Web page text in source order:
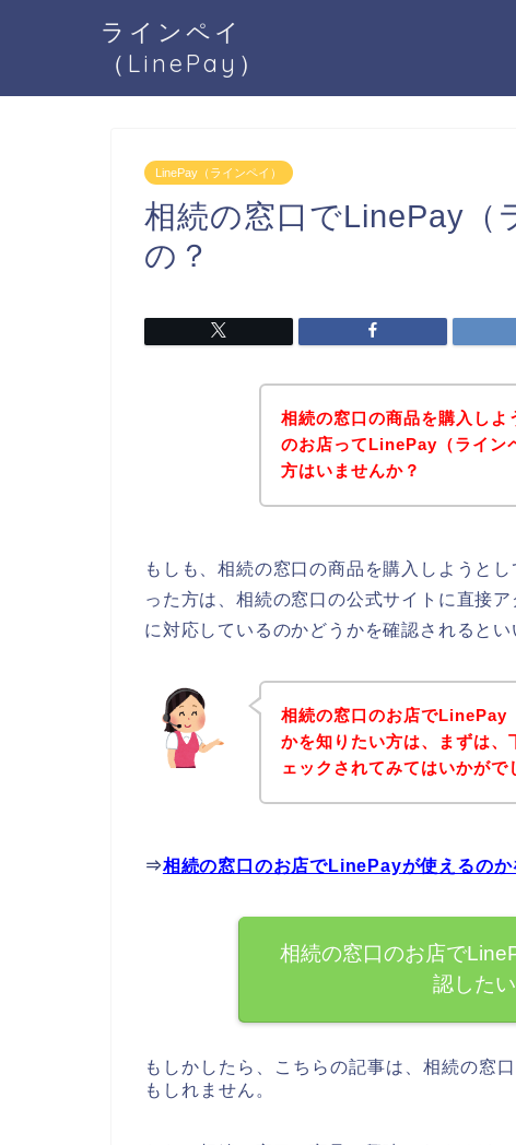
ラインペイ
（LinePay）
LinePay（ラインペイ）
相続の窓口でLinePay（
の？
相続の窓口の商品を購入しよ
のお店ってLinePay（ライン
方はいませんか？
もしも、相続の窓口の商品を購入しようと
った方は、相続の窓口の公式サイトに直接
に対応しているのかどうかを確認されるとい
相続の窓口のお店でLinePay
かを知りたい方は、まずは
ェックされてみてはいかがで
⇒相続の窓口のお店でLinePayが使えるのか
相続の窓口のお店で
認した
もしかしたら、こちらの記事は、相続の窓
もしれません。